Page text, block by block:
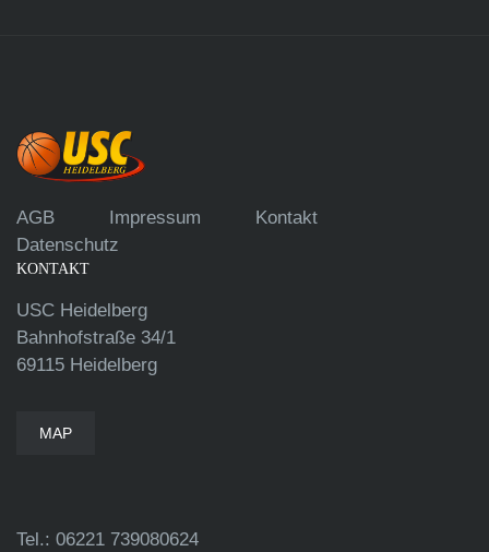
AGB Impressum
Kontakt
Datenschutz
KONTAKT
USC Heidelberg
Bahnhofstraße 34/1
69115 Heidelberg
MAP
Tel.: 06221 739080624